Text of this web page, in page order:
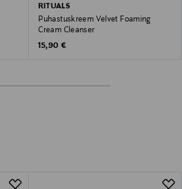
RITUALS
Puhastuskreem Velvet Foaming
Cream Cleanser
Original Price
15,90 €